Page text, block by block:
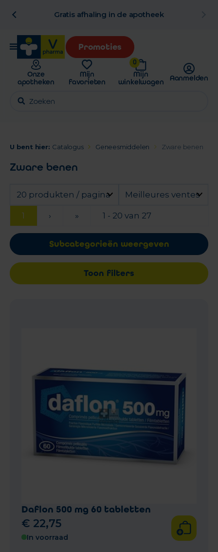
Gratis afhaling in de apotheek
Promoties
Onze
apotheken
Mijn
favorieten
0
Mijn
winkelwagen
Aanmelden
U bent hier: Catalogus Geneesmiddelen Zware benen
Zware benen
20 produkten / pagina Meilleures ventes
1 › » 1 - 20 van 27
Subcategorieën weergeven
Toon filters
Daflon 500 mg 60 tabletten
€ 22,75
In voorraad